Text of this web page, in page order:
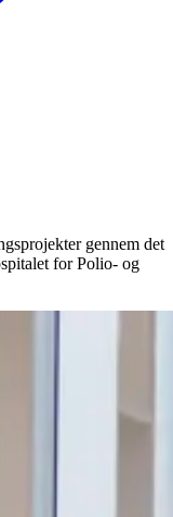
gennem det
for Polio- og